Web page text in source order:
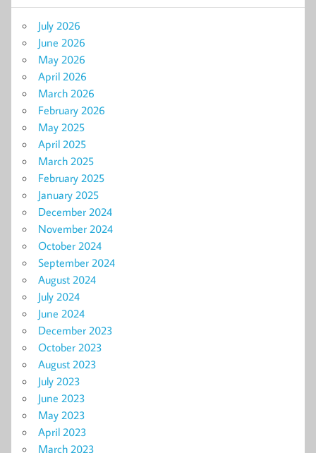
July 2026
June 2026
May 2026
April 2026
March 2026
February 2026
May 2025
April 2025
March 2025
February 2025
January 2025
December 2024
November 2024
October 2024
September 2024
August 2024
July 2024
June 2024
December 2023
October 2023
August 2023
July 2023
June 2023
May 2023
April 2023
March 2023